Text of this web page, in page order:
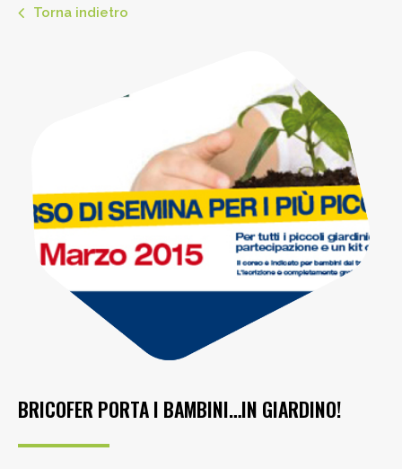
Torna indietro
BRICOFER PORTA I BAMBINI…IN GIARDINO!